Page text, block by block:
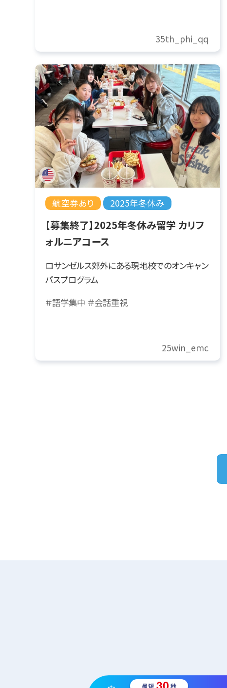
35th_phi_qq
航空券あり 2025年冬休み
【募集終了】2025年冬休み留学 カリフ
ォルニアコース
ロサンゼルス郊外にある現地校でのオンキャン
パスプログラム
＃語学集中 ＃会話重視
25win_emc